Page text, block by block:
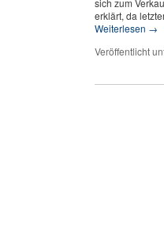
erklärt, da
Weiterlesen →
Veröffentlicht